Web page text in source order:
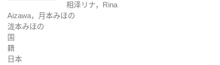
相泽リナ，Rina
Aizawa，月本みほの
泷本みほの
国
籍
日本